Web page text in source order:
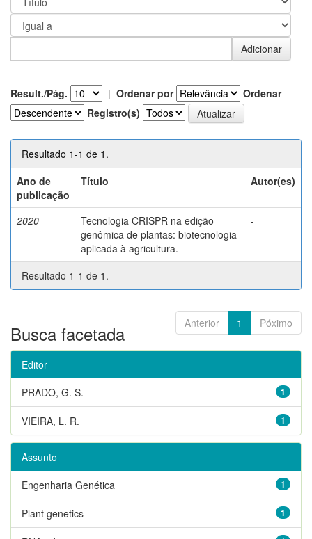
Result./Pág. | Ordenar por
Ordenar
Registro(s)
Resultado 1-1 de 1.
Ano de
publicação
Título Autor(es)
2020
Tecnologia CRISPR na edição
genômica de plantas: biotecnologia
aplicada à agricultura.
-
Resultado 1-1 de 1.
Anterior 1 Póximo
Busca facetada
Editor
1
PRADO, G. S.
1
VIEIRA, L. R.
Assunto
1
Engenharia Genética
1
Plant genetics